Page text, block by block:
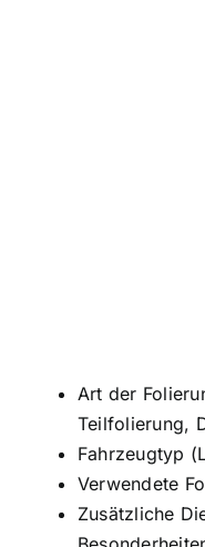
Art der
Teilfolierung,
Fahrzeugtyp
Verwendete
Zusätzliche